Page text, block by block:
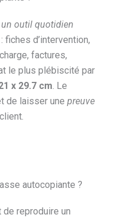
un outil quotidien
d’intervention,
factures,
le plus plébiscité par
x 29.7 cm . Le
de laisser une preuve
autocopiante ?
reproduire un